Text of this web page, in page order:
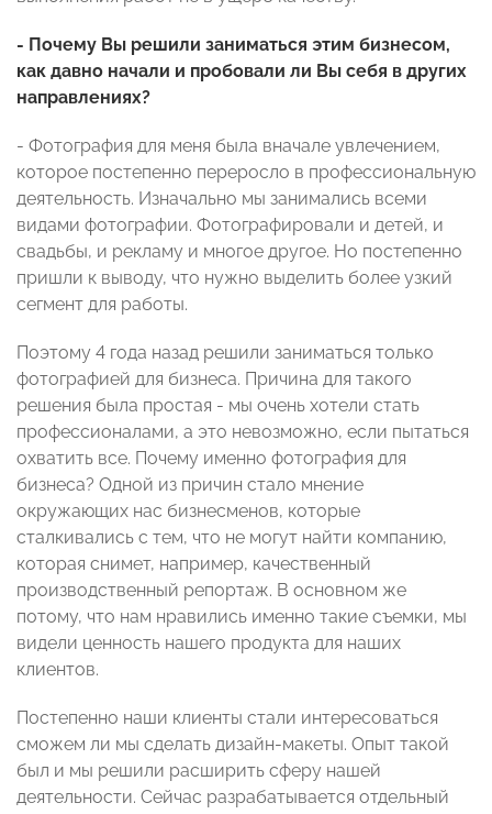
- Почему Вы решили заниматься этим бизнесом,
как давно начали и пробовали ли Вы себя в других
направлениях?
- Фотография для меня была вначале увлечением,
которое постепенно переросло в профессиональную
деятельность. Изначально мы занимались всеми
видами фотографии. Фотографировали и детей, и
свадьбы, и рекламу и многое другое. Но постепенно
пришли к выводу, что нужно выделить более узкий
сегмент для работы.
Поэтому 4 года назад решили заниматься только
фотографией для бизнеса. Причина для такого
решения была простая - мы очень хотели стать
профессионалами, а это невозможно, если пытаться
охватить все. Почему именно фотография для
бизнеса? Одной из причин стало мнение
окружающих нас бизнесменов, которые
сталкивались с тем, что не могут найти компанию,
которая снимет, например, качественный
производственный репортаж. В основном же
потому, что нам нравились именно такие съемки, мы
видели ценность нашего продукта для наших
клиентов.
Постепенно наши клиенты стали интересоваться
сможем ли мы сделать дизайн-макеты. Опыт такой
был и мы решили расширить сферу нашей
деятельности. Сейчас разрабатывается отдельный